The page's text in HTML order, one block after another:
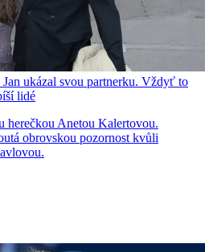
ukázal svou partnerku. Vždyť to
lidé
herečkou Anetou Kalertovou.
obrovskou pozornost kvůli